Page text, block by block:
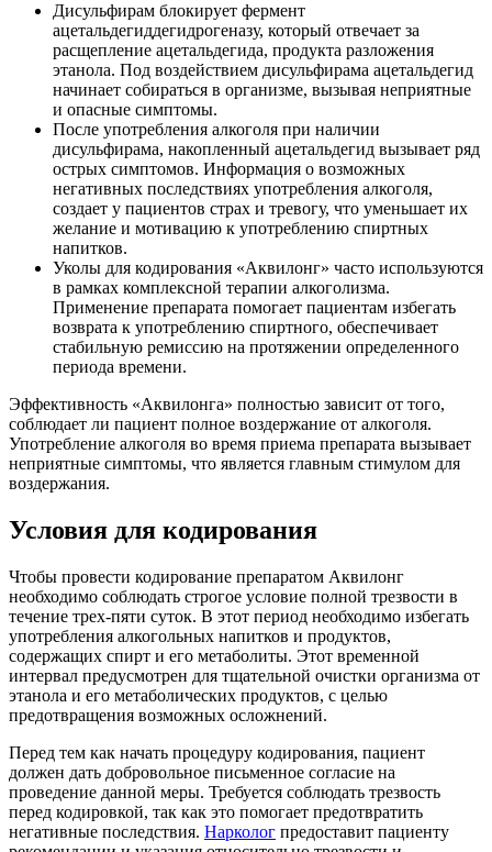
Дисульфирам блокирует фермент
ацетальдегиддегидрогеназу, который отвечает за
расщепление ацетальдегида, продукта разложения
этанола. Под воздействием дисульфирама ацетальдегид
начинает собираться в организме, вызывая неприятные
и опасные симптомы.
После употребления алкоголя при наличии
дисульфирама, накопленный ацетальдегид вызывает ряд
острых симптомов. Информация о возможных
негативных последствиях употребления алкоголя,
создает у пациентов страх и тревогу, что уменьшает их
желание и мотивацию к употреблению спиртных
напитков.
Уколы для кодирования «Аквилонг» часто используются
в рамках комплексной терапии алкоголизма.
Применение препарата помогает пациентам избегать
возврата к употреблению спиртного, обеспечивает
стабильную ремиссию на протяжении определенного
периода времени.
Эффективность «Аквилонга» полностью зависит от того,
соблюдает ли пациент полное воздержание от алкоголя.
Употребление алкоголя во время приема препарата вызывает
неприятные симптомы, что является главным стимулом для
воздержания.
Условия для кодирования
Чтобы провести кодирование препаратом Аквилонг
необходимо соблюдать строгое условие полной трезвости в
течение трех-пяти суток. В этот период необходимо избегать
употребления алкогольных напитков и продуктов,
содержащих спирт и его метаболиты. Этот временной
интервал предусмотрен для тщательной очистки организма от
этанола и его метаболических продуктов, с целью
предотвращения возможных осложнений.
Перед тем как начать процедуру кодирования, пациент
должен дать добровольное письменное согласие на
проведение данной меры. Требуется соблюдать трезвость
перед кодировкой, так как это помогает предотвратить
негативные последствия. Нарколог предоставит пациенту